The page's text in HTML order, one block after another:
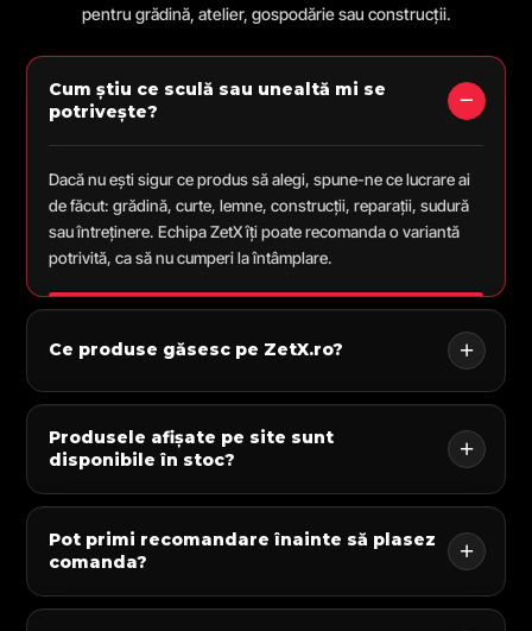
pentru grădină, atelier, gospodărie sau construcții.
Cum știu ce sculă sau unealtă mi se
potrivește?
Dacă nu ești sigur ce produs să alegi, spune-ne ce lucrare ai
de făcut: grădină, curte, lemne, construcții, reparații, sudură
sau întreținere. Echipa ZetX îți poate recomanda o variantă
potrivită, ca să nu cumperi la întâmplare.
Ce produse găsesc pe ZetX.ro?
Produsele afișate pe site sunt
disponibile în stoc?
Pot primi recomandare înainte să plasez
comanda?